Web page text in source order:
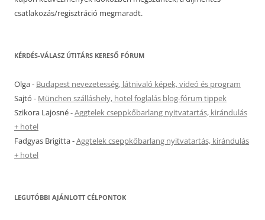
csatlakozás/regisztráció megmaradt.
KÉRDÉS-VÁLASZ ÚTITÁRS KERESŐ FÓRUM
Olga- Budapest nevezetesség, látnivaló képek, videó és program
Sajtó - München szálláshely, hotel foglalás blog-fórum tippek
Szikora Lajosné-Aggtelek cseppkőbarlang nyitvatartás, kirándulás
+ hotel
Fadgyas Brigitta-Aggtelek cseppkőbarlang nyitvatartás, kirándulás
+ hotel
LEGUTÓBBI AJÁNLOTT CÉLPONTOK